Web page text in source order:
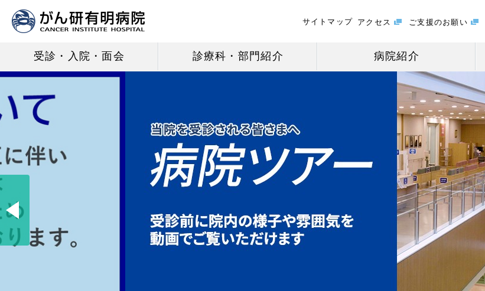
サイトマップ アクセス ご支援のお願い
受診・入院・面会 診療科・部門紹介 病院紹介